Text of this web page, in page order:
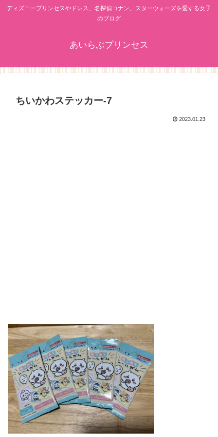
ディズニープリンセスやドレス、名探偵コナン、スターウォーズを愛する女子
のブログ
あいらぶプリンセス
ちいかわステッカー-7
2023.01.23